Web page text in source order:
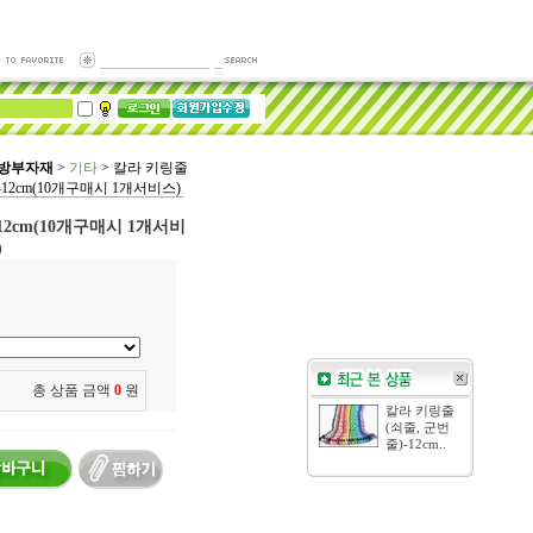
부자재 > 기타 > 칼라 키링줄
개구매시 1개서비스)
개구매시 1개서비
총 상품 금액 0 원
칼라 키링줄
(쇠줄, 군번
줄)-12cm..